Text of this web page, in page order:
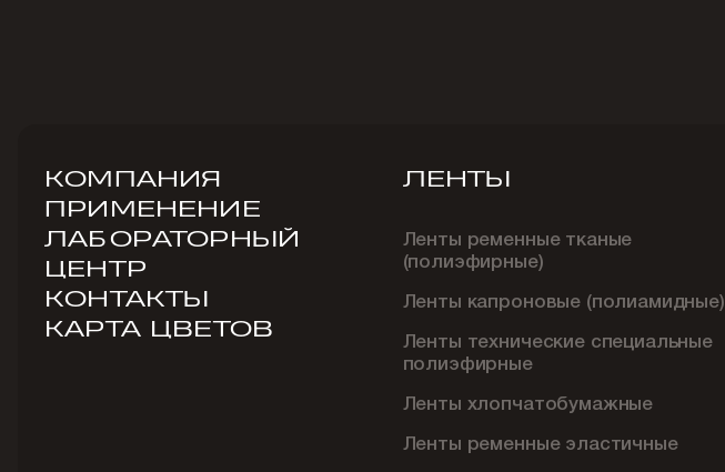
КОМПАНИЯ
ПРИМЕНЕНИЕ
ЛАБОРАТОРНЫЙ
ЦЕНТР
КОНТАКТЫ
КАРТА ЦВЕТОВ
ЛЕНТЫ
Ленты ременные тканые
(полиэфирные)
Ленты капроновые (полиамидные)
Ленты технические специальные
полиэфирные
Ленты хлопчатобумажные
Ленты ременные эластичные